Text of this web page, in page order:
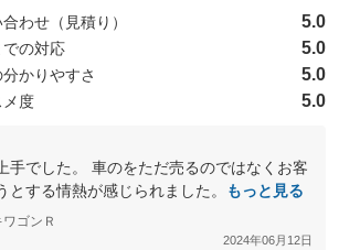
満点中）
わせ（見積り） 5.0
の対応 5.0
かりやすさ 5.0
メ度 5.0
手でした。 車のをただ売るのではなくお客
とする情熱が感じられました。
もっと見る
ゴンＲ
2024年06月12日